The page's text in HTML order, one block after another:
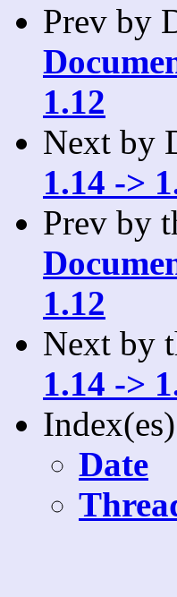
Prev by
1.12
Next by
1.14 ->
Prev by
1.12
Next by
1.14 ->
Date